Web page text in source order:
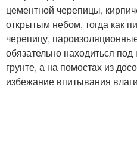
цементной черепицы,
открытым небом, тогда как
черепицу,
обязательно находиться
грунте, а на помостах из
избежание впитывания